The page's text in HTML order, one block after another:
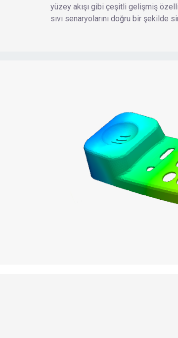
yüzey akışı gibi çeşitli gelişmiş
sıvı senaryolarını doğru bir şekilde